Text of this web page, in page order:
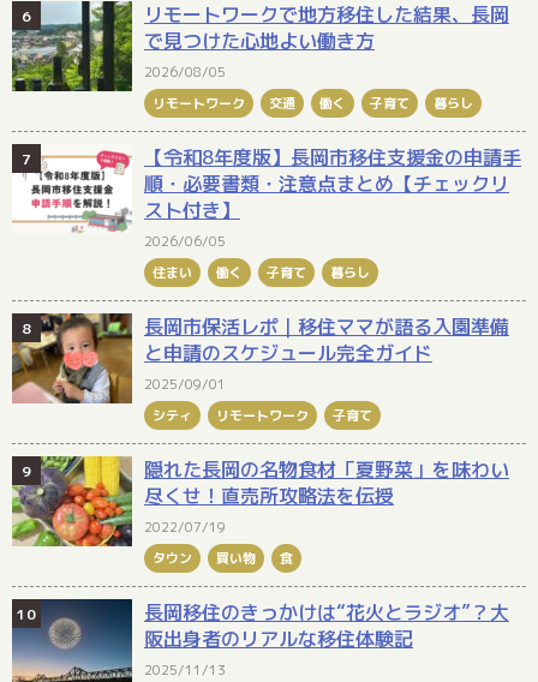
リモートワークで地方移住した結果、長岡
で見つけた心地よい働き方
2026/08/05
リモートワーク
交通 働く 子育て 暮らし
【令和8年度版】長岡市移住支援金の申請手
順・必要書類・注意点まとめ【チェックリ
スト付き】
2026/06/05
住まい
働く 子育て 暮らし
長岡市保活レポ｜移住ママが語る入園準備
と申請のスケジュール完全ガイド
2025/09/01
シティ
リモートワーク 子育て
隠れた長岡の名物食材「夏野菜」を味わい
尽くせ！直売所攻略法を伝授
2022/07/19
タウン
買い物 食
長岡移住のきっかけは“花火とラジオ”？大
阪出身者のリアルな移住体験記
2025/11/13